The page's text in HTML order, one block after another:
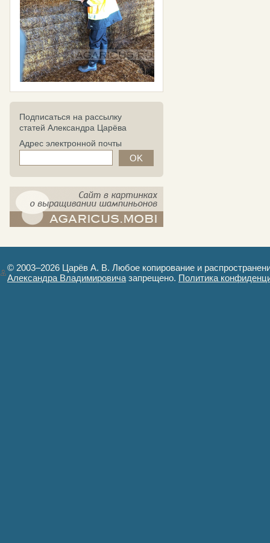
Подписаться на рассылку
статей Александра Царёва
Адрес электронной почты
© 2003–2026 Царёв А. В. Любое копирование и
Александра Владимировича запрещено. Политика
Авторизация